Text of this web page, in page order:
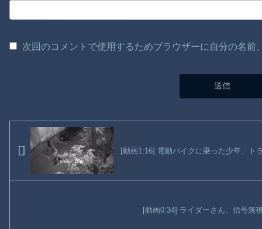
次回のコメントで使用するためブラウザーに自分の名
[動画1:16] 電動バイクに乗った少年、ト
[動画0:34] ライダーさん、信号無